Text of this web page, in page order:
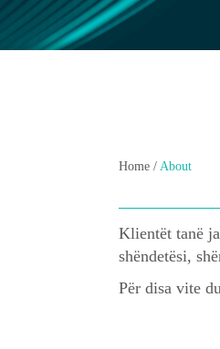
Home / About
Klientët tanë
shëndetësi,
Për disa vite